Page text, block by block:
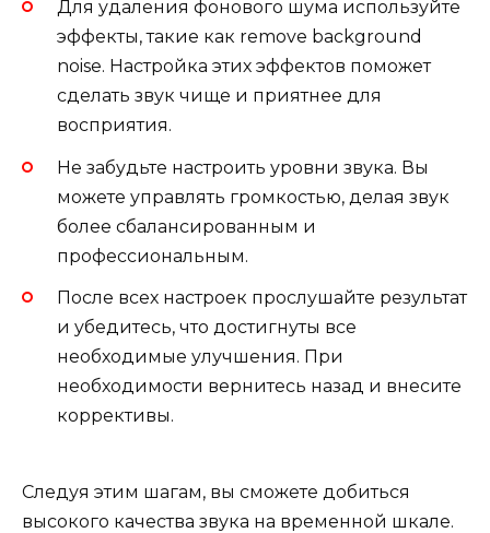
Для удаления фонового шума используйте
эффекты, такие как remove background
noise. Настройка этих эффектов поможет
сделать звук чище и приятнее для
восприятия.
Не забудьте настроить уровни звука. Вы
можете управлять громкостью, делая звук
более сбалансированным и
профессиональным.
После всех настроек прослушайте результат
и убедитесь, что достигнуты все
необходимые улучшения. При
необходимости вернитесь назад и внесите
коррективы.
Следуя этим шагам, вы сможете добиться
высокого качества звука на временной шкале.